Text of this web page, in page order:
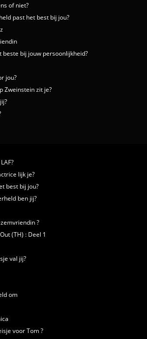
of niet?
past het best bij jou?
beste bij jouw persoonlijkheid?
jou?
Zweinstein zit je?
lijk je?
best bij jou?
ben jij?
?
(TH) : Deel 1
val jij?
om
voor Tom ?